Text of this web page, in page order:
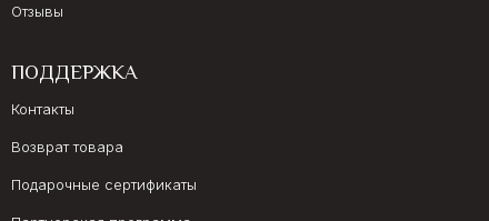
Отзывы
ПОДДЕРЖКА
Контакты
Возврат товара
Подарочные сертификаты